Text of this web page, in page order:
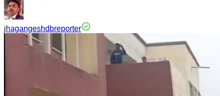
jhagangeshdbreporter